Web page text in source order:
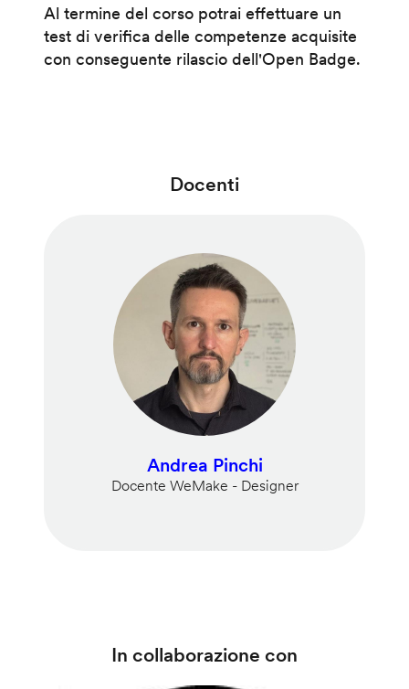
Al termine del corso potrai effettuare un
test di verifica delle competenze acquisite
con conseguente rilascio dell'Open Badge.
Docenti
Andrea Pinchi
Docente WeMake - Designer
In collaborazione con